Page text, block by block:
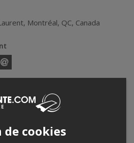
, Montréal, QC, Canada
de l’affichage en ligne et la vente de
de cet événement, veuillez
cookies